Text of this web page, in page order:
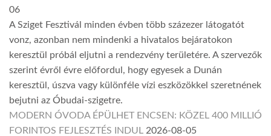
06
A Sziget Fesztivál minden évben több százezer látogatót
vonz, azonban nem mindenki a hivatalos bejáratokon
keresztül próbál eljutni a rendezvény területére. A szervezők
szerint évről évre előfordul, hogy egyesek a Dunán
keresztül, úszva vagy különféle vízi eszközökkel szeretnének
bejutni az Óbudai-szigetre.
MODERN ÓVODA ÉPÜLHET ENCSEN: KÖZEL 400 MILLIÓ
FORINTOS FEJLESZTÉS INDUL 2026-08-05